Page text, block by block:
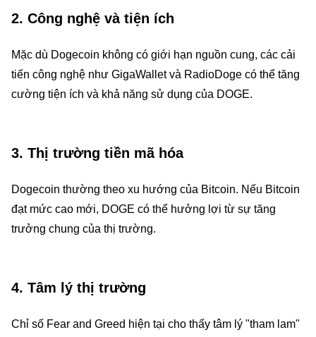
2. Công nghệ và tiện ích
Mặc dù Dogecoin không có giới hạn nguồn cung, các cải
tiến công nghệ như GigaWallet và RadioDoge có thể tăng
cường tiện ích và khả năng sử dụng của DOGE.
3. Thị trường tiền mã hóa
Dogecoin thường theo xu hướng của Bitcoin. Nếu Bitcoin
đạt mức cao mới, DOGE có thể hưởng lợi từ sự tăng
trưởng chung của thị trường.
4. Tâm lý thị trường
Chỉ số Fear and Greed hiện tại cho thấy tâm lý "tham lam"